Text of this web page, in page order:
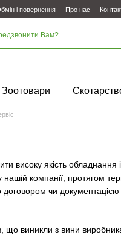
і повернення Про нас
Вам?
Зоотовари
високу якість
компанії, протягом
чи документацією
що виникли з вини